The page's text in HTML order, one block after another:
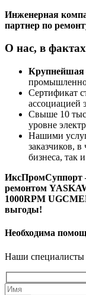
Инженерная
партнер по
О нас, в
Крупнейшая
Сертификат
ассоциацией
Свыше 10
уровне
Нашими
заказчиков,
бизнеса, так
ИксПромСуппорт
ремонтом
1000RPM
выгоды!
Необходима
Наши специалисты